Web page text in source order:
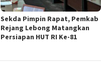
Sekda Pimpin Rapat, Pemkab
Rejang Lebong Matangkan
Persiapan HUT RI Ke-81